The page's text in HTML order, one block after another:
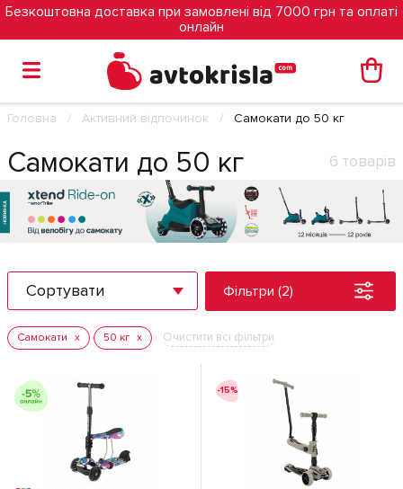
Безкоштовна доставка при замовлені від 7000 грн та оплаті
онлайн
Головна Активний відпочинок Самокати до 50 кг
Самокати до 50 кг 6 товарів
Сортувати Фільтри (2)
Самокати 50 кг Очистити всі фільтри
-15%